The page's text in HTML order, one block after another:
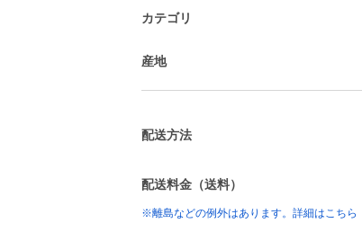
カテゴリ
産地
配送方法
配送料金（送料）
※離島などの例外はあります。詳細はこちら